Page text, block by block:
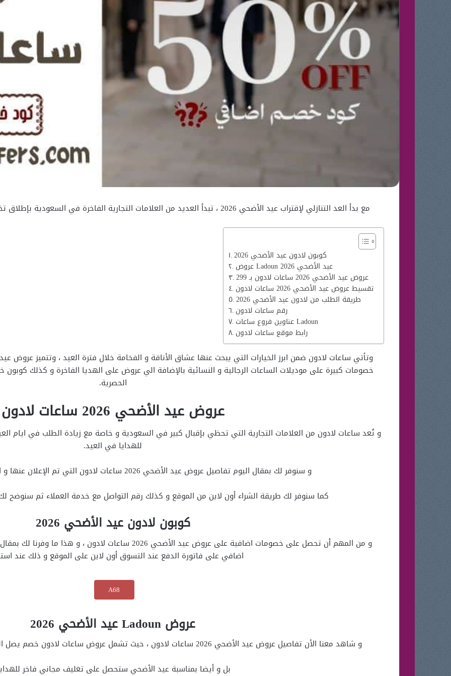
مع بدأ العد التنازلي لإقتراب عيد الأضحي 2026 ، تبدأ العديد من العلامات التجارية الفاخرة في السعودية بإطلاق تخفيضات قوية على الساعات و الإكسسوارات .
كوبون لادون عيد الأضحي 2026
عروض Ladoun عيد الأضحي 2026
عروض عيد الأضحي 2026 ساعات لادون بـ 299
تقسيط عروض عيد الأضحي 2026 ساعات لادون
طريقة الطلب من لادون عيد الأضحي 2026
رقم ساعات لادون
عناوين فروع ساعات Ladoun
رابط موقع ساعات لادون
خصومات كبيرة على موديلات الساعات الرجالية و النسائية بالإضافة الي عروض على الهديا الفاخرة و كذلك
الحصرية.
عروض عيد الأضحي 2026 ساعات لادون
و تُعد ساعات لادون من العلامات التجارية التي تحظي بإقبال كبير في السعودية و خاصة مع زيادة الطلب في ايام
للهدايا في العيد.
و سنوفر لك بمقال اليوم تفاصيل عروض عيد الأضحي 2026 ساعات لادون التي تم الإعلان عنها و المزايا التي ستحصل عليها.
كما سنوفر لك طريقة الشراء أون لاين من الموقع و كذلك رقم التواصل مع خدمة العملاء ثم سنوضح
كوبون لادون عيد الأضحي 2026
و من المهم أن تحصل على خصومات اضافية على عروض عيد الأضحي 2026
اضافي على فاتورة الدفع عند التسوق أون لاين على الموقع و ذلك عند
A68
عروض L adoun عيد الأضحي 2026
و شاهد معنا الأن تفاصيل عروض عيد الأضحي 2026 ساعات لادون ، حيث تشمل عروض ساعات لادون خصم يصل الي 50% على الساعات النسائية و الرجالية.
بل و أيضا بمناسبة عيد الأضحي ستحصل على تغليف مجاني فاخر